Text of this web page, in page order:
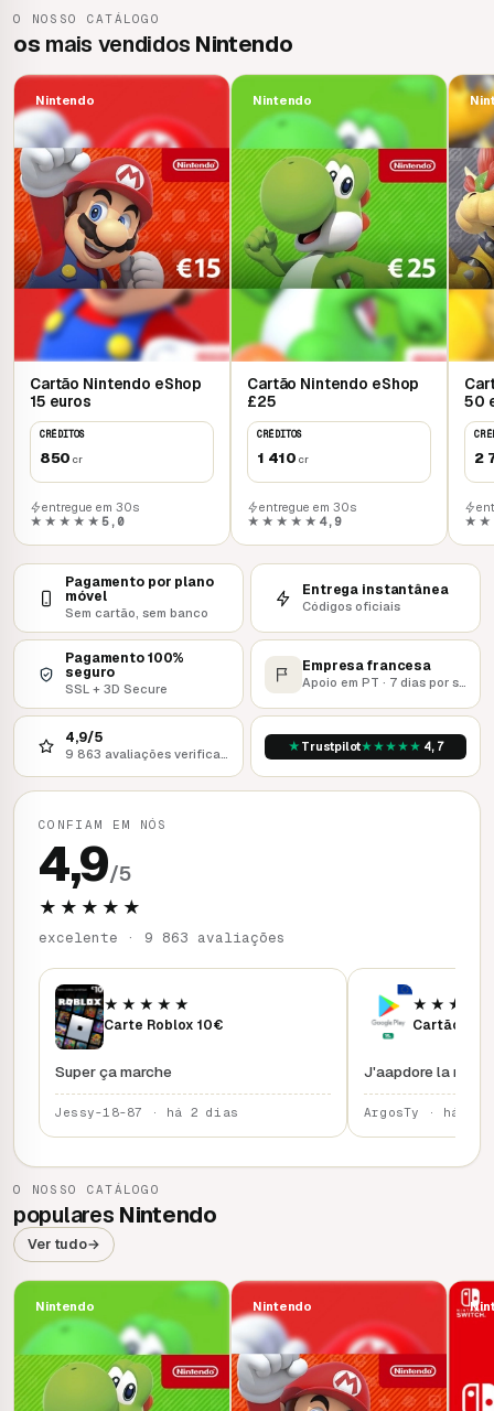
O NOSSO CATÁLOGO
os mais vendidos Nintendo
Nintendo
Cartão Nintendo eShop
15 euros
CRÉDITOS
850 cr
entregue em 30s
★★★★★ 5,0
Nintendo
Cartão Nintendo eShop
£25
CRÉDITOS
1 410 cr
entregue em 30s
★★★★★ 4,9
50
2
Pagamento por plano
móvel
Sem cartão, sem banco
Entrega instantânea
Códigos oficiais
Pagamento 100%
seguro
SSL + 3D Secure
Empresa francesa
4,9/5
9 863 avaliações verificadas
★ Trustpilot★★★★★ 4,7
CONFIAM EM NÓS
4,9/5
★★★★★
excelente · 9 863 avaliações
★★★★★
Carte Roblox 10€
Super ça marche
Jessy-18-87 · há 2 dias
Cartão
J'aapdore la
ArgosTy · há 3
O NOSSO CATÁLOGO
populares Nintendo
Ver tudo→
Nintendo Nintendo